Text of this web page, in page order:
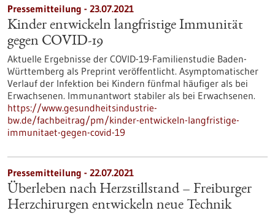
Pressemitteilung - 23.07.2021
Kinder entwickeln langfristige Immunität
gegen COVID-19
Aktuelle Ergebnisse der COVID-19-Familienstudie Baden-
Württemberg als Preprint veröffentlicht. Asymptomatischer
Verlauf der Infektion bei Kindern fünfmal häufiger als bei
Erwachsenen. Immunantwort stabiler als bei Erwachsenen.
https://www.gesundheitsindustrie-
bw.de/fachbeitrag/pm/kinder-entwickeln-langfristige-
immunitaet-gegen-covid-19
Pressemitteilung - 22.07.2021
Überleben nach Herzstillstand – Freiburger
Herzchirurgen entwickeln neue Technik